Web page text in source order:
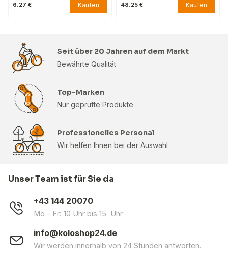
6.27 € Kaufen 48.25 € Kaufen
Seit über 20 Jahren auf dem Markt
Bewährte Qualität
Top-Marken
Nur geprüfte Produkte
Professionelles Personal
Wir helfen Ihnen bei der Auswahl
Unser Team ist für Sie da
+43 144 20070
Mo - Fr: 10 Uhr bis 15 Uhr
info@koloshop24.de
Wir werden innerhalb von 24 Stunden antworten.